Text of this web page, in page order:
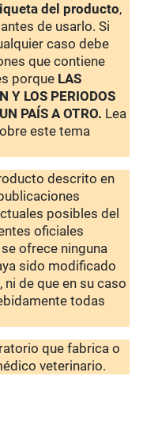
del producto,
de usarlo. Si
caso debe
que contiene
porque LAS
Y LOS PERIODOS
PAÍS A OTRO. Lea
este tema
descrito en
posibles del
oficiales
se ofrece ninguna
sido modificado
de que en su caso
todas
que fabrica o
veterinario.